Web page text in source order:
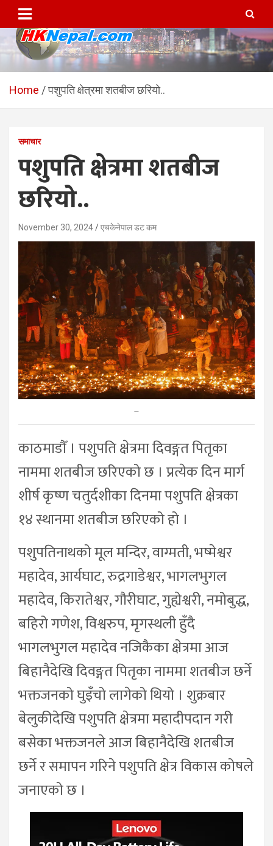
content
HKNepal.com – हङकङबाट
सञ्चालित पहिलो नेपाली अनलाईन
hknepal, hknepal.com, hk nepal, hk nepal com
Home पशुपति क्षेत्रमा शतबीज छरियो..
समाचार
पशुपति क्षेत्रमा शतबीज
छरियो..
November 30, 2024 एचकेनेपाल डट कम
–
काठमाडौँ । पशुपति क्षेत्रमा दिवङ्गत पितृका
नाममा शतबीज छरिएको छ । प्रत्येक दिन मार्ग
शीर्ष कृष्ण चतुर्दशीका दिनमा पशुपति क्षेत्रका
१४ स्थानमा शतबीज छरिएको हो ।
पशुपतिनाथको मूल मन्दिर, वाग्मती, भष्मेश्वर
महादेव, आर्यघाट, रुद्रगाडेश्वर, भागलभुगल
महादेव, किरातेश्वर, गौरीघाट, गुह्येश्वरी, नमोबुद्ध,
बहिरो गणेश, विश्वरुप, मृगस्थली हुँदै
भागलभुगल महादेव नजिकैका क्षेत्रमा आज
बिहानैदेखि दिवङ्गत पितृका नाममा शतबीज छर्ने
भक्तजनको घुइँचो लागेको थियो । शुक्रबार
बेलुकीदेखि पशुपति क्षेत्रमा महादीपदान गरी
बसेका भक्तजनले आज बिहानैदेखि शतबीज
छर्ने र समापन गरिने पशुपति क्षेत्र विकास कोषले
जनाएको छ ।